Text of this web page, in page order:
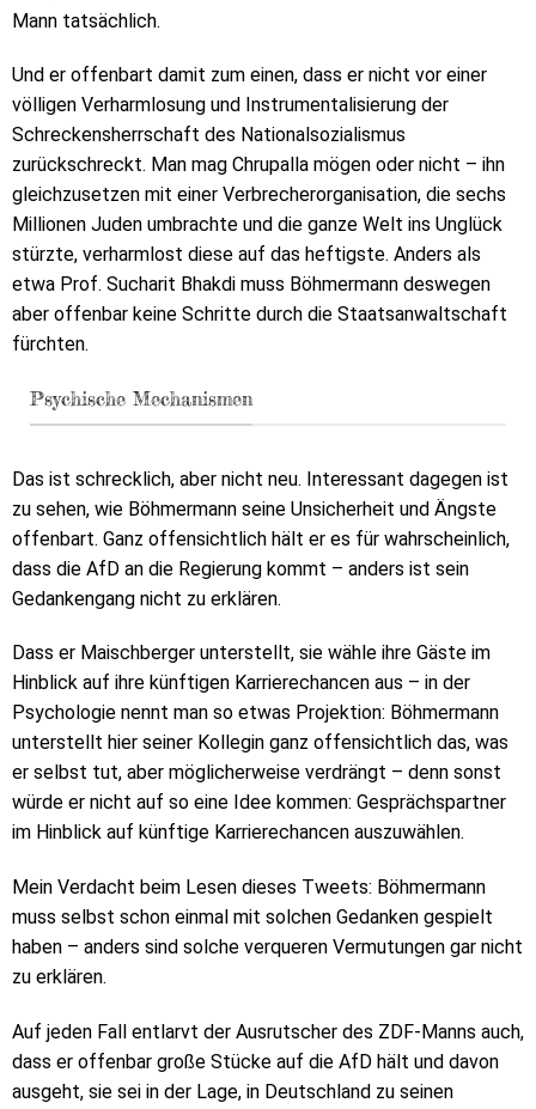
Mann tatsächlich.
Und er offenbart damit zum einen, dass er nicht vor einer
völligen Verharmlosung und Instrumentalisierung der
Schreckensherrschaft des Nationalsozialismus
zurückschreckt. Man mag Chrupalla mögen oder nicht – ihn
gleichzusetzen mit einer Verbrecherorganisation, die sechs
Millionen Juden umbrachte und die ganze Welt ins Unglück
stürzte, verharmlost diese auf das heftigste. Anders als
etwa Prof. Sucharit Bhakdi muss Böhmermann deswegen
aber offenbar keine Schritte durch die Staatsanwaltschaft
fürchten.
Psychische Mechanismen
Das ist schrecklich, aber nicht neu. Interessant dagegen ist
zu sehen, wie Böhmermann seine Unsicherheit und Ängste
offenbart. Ganz offensichtlich hält er es für wahrscheinlich,
dass die AfD an die Regierung kommt – anders ist sein
Gedankengang nicht zu erklären.
Dass er Maischberger unterstellt, sie wähle ihre Gäste im
Hinblick auf ihre künftigen Karrierechancen aus – in der
Psychologie nennt man so etwas Projektion: Böhmermann
unterstellt hier seiner Kollegin ganz offensichtlich das, was
er selbst tut, aber möglicherweise verdrängt – denn sonst
würde er nicht auf so eine Idee kommen: Gesprächspartner
im Hinblick auf künftige Karrierechancen auszuwählen.
Mein Verdacht beim Lesen dieses Tweets: Böhmermann
muss selbst schon einmal mit solchen Gedanken gespielt
haben – anders sind solche verqueren Vermutungen gar nicht
zu erklären.
Auf jeden Fall entlarvt der Ausrutscher des ZDF-Manns auch,
dass er offenbar große Stücke auf die AfD hält und davon
ausgeht, sie sei in der Lage, in Deutschland zu seinen